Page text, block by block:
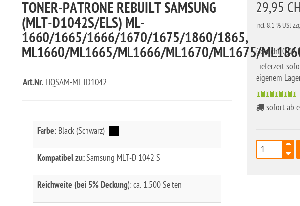
29,95
incl. 8.1 % USt
Gewicht 0,02
Lieferzeit
eigenem
sofort ab
TONER-PATRONE REBUILT SAMSUNG
(MLT-D1042S/ELS) ML-
1660/1665/1666/1670/1675/1860/1865,
ML1660/ML1665/ML1666/ML1670/ML1675/
Art.Nr. HQSAM-MLTD1042
Farbe:Black (Schwarz)
Kompatibel zu:Samsung MLT-D 1042 S
Reichweite (bei 5% Deckung): ca. 1.500 Seiten